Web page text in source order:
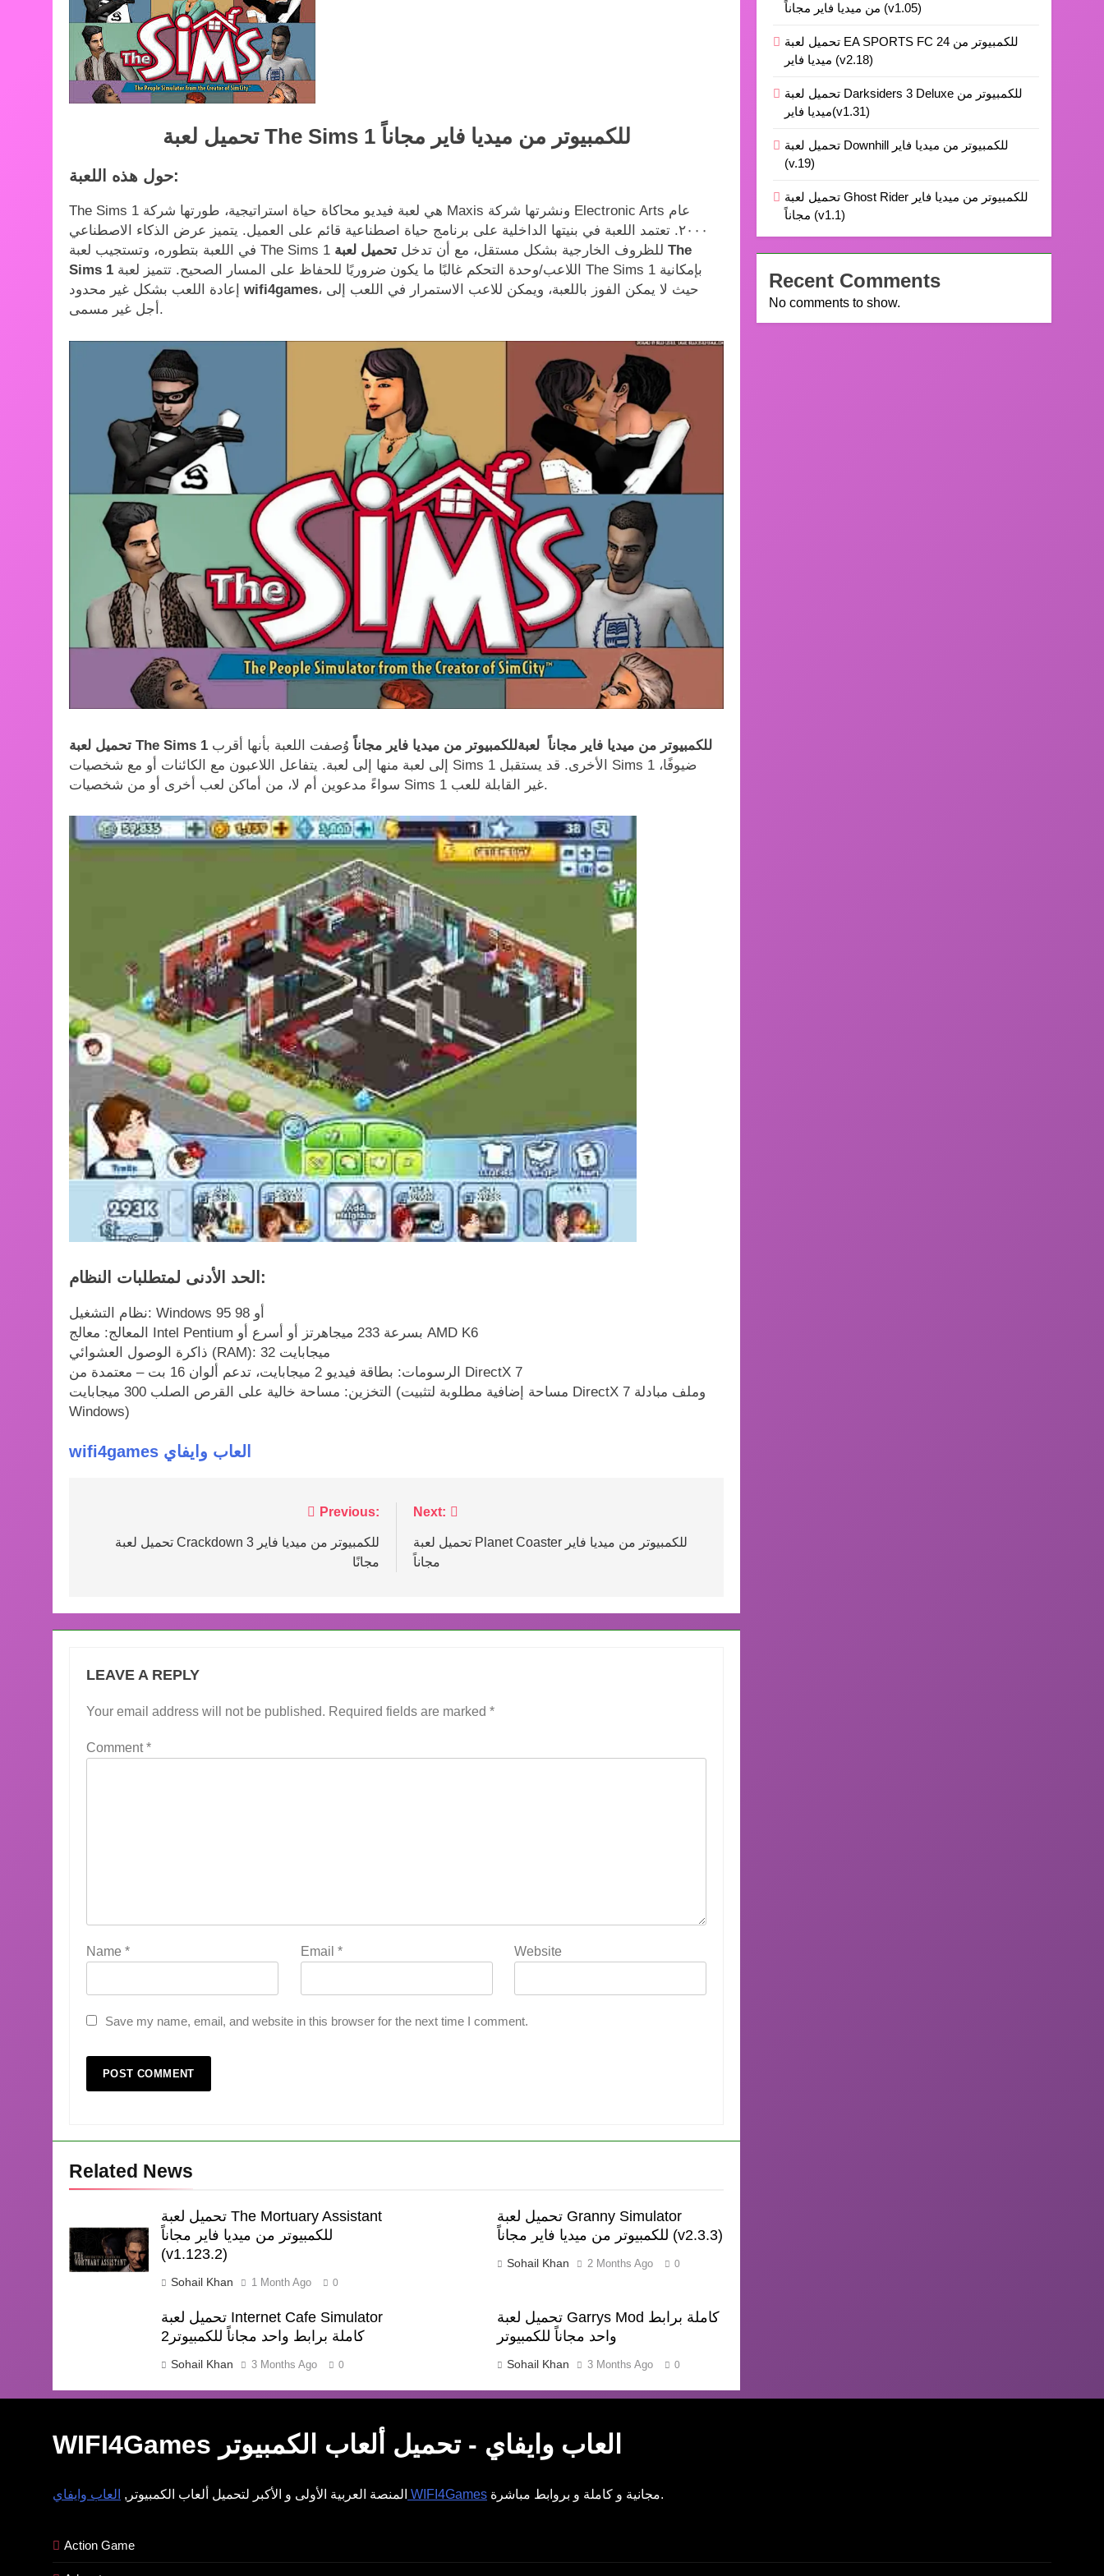
تحميل لعبة The Sims 1 للكمبيوتر من ميديا فاير مجاناً
حول هذه اللعبة:
The Sims 1 هي لعبة فيديو محاكاة حياة استراتيجية، طورتها شركة Maxis ونشرتها شركة Electronic Arts عام
٢٠٠٠. تعتمد اللعبة في بنيتها الداخلية على برنامج حياة اصطناعية قائم على العميل. يتميز عرض الذكاء الاصطناعي
في اللعبة بتطوره، وتستجيب لعبة The Sims 1 للظروف الخارجية بشكل مستقل، مع أن تدخل تحميل لعبة The
Sims 1
wifi4games، حيث لا يمكن الفوز باللعبة، ويمكن للاعب الاستمرار في اللعب إلى
أجل غير مسمى.
تحميل لعبة The Sims 1 للكمبيوتر من ميديا فاير مجاناً لعبةللكمبيوتر من ميديا فاير مجاناً وُصفت اللعبة بأنها أقرب
إلى لعبة منها إلى لعبة. يتفاعل اللاعبون مع الكائنات أو مع شخصيات Sims 1 الأخرى. قد يستقبل Sims 1 ضيوفًا،
سواءً مدعوين أم لا، من أماكن لعب أخرى أو من شخصيات Sims 1 غير القابلة للعب.
الحد الأدنى لمتطلبات النظام:
نظام التشغيل: Windows 95 أو 98
المعالج: معالج Intel Pentium بسرعة 233 ميجاهرتز أو أسرع أو AMD K6
ذاكرة الوصول العشوائي (RAM): 32 ميجابايت
الرسومات: بطاقة فيديو 2 ميجابايت، تدعم ألوان 16 بت – معتمدة من DirectX 7
التخزين: مساحة خالية على القرص الصلب 300 ميجابايت (مساحة إضافية مطلوبة لتثبيت DirectX 7 وملف مبادلة
Windows)
wifi4games العاب وايفاي
navigation
Previous:
تحميل لعبة Crackdown 3 للكمبيوتر من ميديا فاير
مجانًا
Next:
تحميل لعبة Planet Coaster للكمبيوتر من ميديا فاير
مجاناً
LEAVE A REPLY
Your email address will not be published. Required fields are marked *
Comment*
Name * Email * Website
Save my name, email, and website in this browser for the next time I comment.
Related News
تحميل لعبة The Mortuary Assistant
للكمبيوتر من ميديا فاير مجاناً
(v1.123.2)
Sohail Khan 1 Month Ago 0
تحميل لعبة Granny Simulator
للكمبيوتر من ميديا فاير مجاناً (v2.3.3)
Sohail Khan 2 Months Ago 0
تحميل لعبة Internet Cafe Simulator
2كاملة برابط واحد مجاناً للكمبيوتر
Sohail Khan 3 Months Ago 0
تحميل لعبة Garrys Mod كاملة برابط
واحد مجاناً للكمبيوتر
Sohail Khan 3 Months Ago 0
من ميديا فاير مجاناً (v1.05)
تحميل لعبة EA SPORTS FC 24 للكمبيوتر من
ميديا فاير (v2.18)
تحميل لعبة Darksiders 3 Deluxe للكمبيوتر من
ميديا فاير(v1.31)
تحميل لعبة Downhill للكمبيوتر من ميديا فاير
(v.19)
تحميل لعبة Ghost Rider للكمبيوتر من ميديا فاير
مجاناً (v1.1)
Recent Comments
No comments to show.
WIFI4Games العاب وايفاي
WIFI4Games العاب وايفاي - تحميل ألعاب الكمبيوتر
المنصة العربية الأولى و الأكبر لتحميل ألعاب الكمبيوتر, العاب وايفاي WIFI4Games مجانية و كاملة و بروابط مباشرة.
Action Game